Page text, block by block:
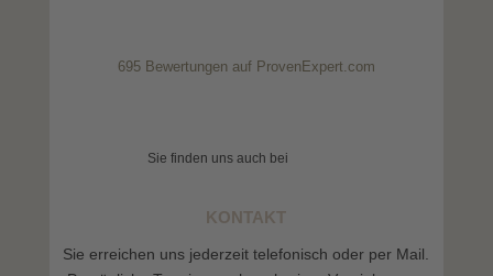
695Bewertungen auf ProvenExpert.com
Sie finden uns auch bei
KONTAKT
Sie erreichen uns jederzeit telefonisch oder per Mail.